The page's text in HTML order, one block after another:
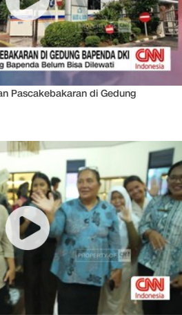
Pascakebakaran di Gedung